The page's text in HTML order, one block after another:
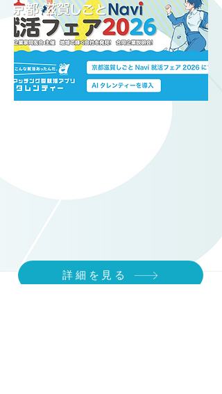
詳細を見る